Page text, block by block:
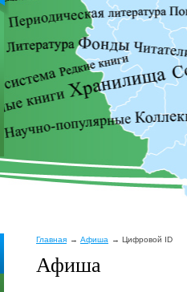
Главная Афиша Цифровой ID
Афиша